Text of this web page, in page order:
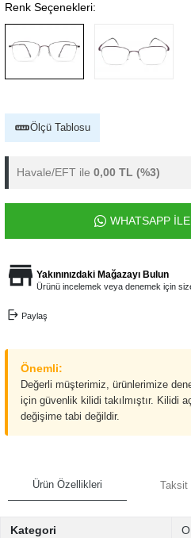
Renk Seçenekleri:
Ölçü Tablosu
Havale/EFT ile 0,00 TL (%3)
WHATSAPP
Yakınınızdaki Mağazayı Bulun
Ürünü incelemek veya denemek için
Paylaş
Önemli:
Değerli müşterimiz, ürünlerimize
için güvenlik kilidi takılmıştır. Kilidi
değişime tabi değildir.
Ürün Özellikleri Taksit
Kategori